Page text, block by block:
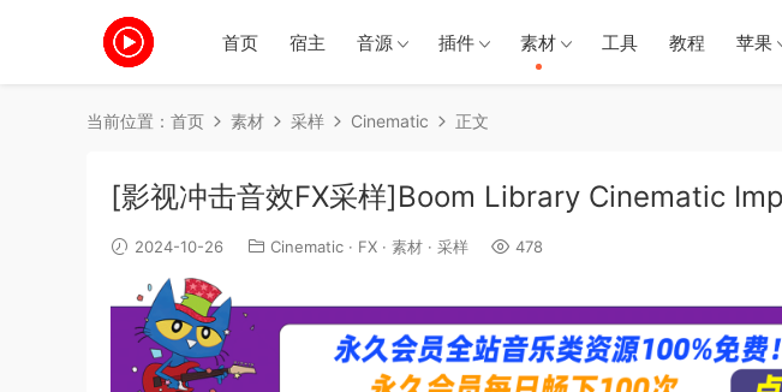
首页 宿主 音源 插件 素材 工具 教程 苹果
当前位置： 首页 素材 采样 Cinematic 正文
[影视冲击音效FX采样]Boom Library Cinematic
2024-10-26 Cinematic · FX · 素材 · 采样 478